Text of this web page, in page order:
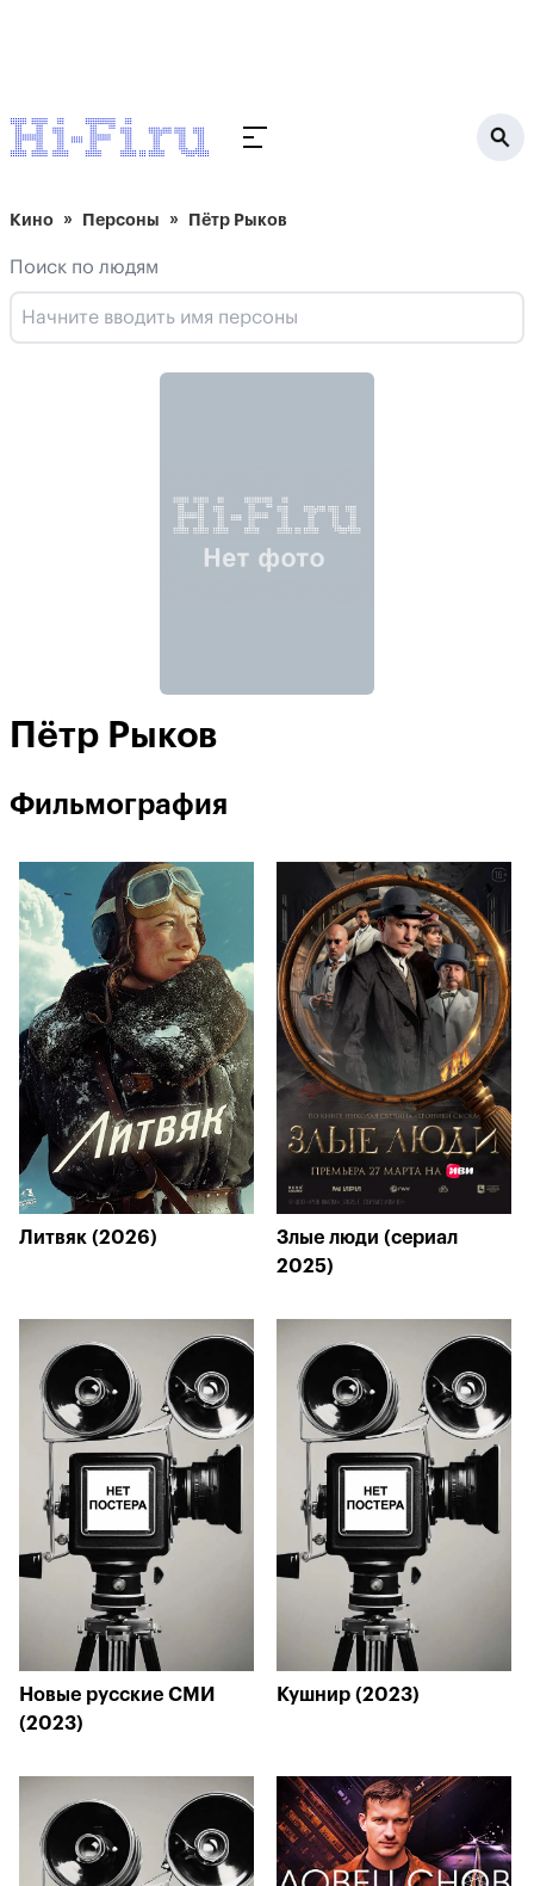
Кино Персоны Пётр Рыков
Поиск по людям
Пётр Рыков
Фильмография
Литвяк (2026)
Злые люди (сериал
2025)
Новые русские СМИ
(2023)
Кушнир (2023)